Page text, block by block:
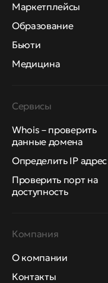
Маркетплейсы
Образование
Бьюти
Медицина
Сервисы
Whois – проверить
данные домена
Определить IP адрес
Проверить порт на
доступность
Компания
О компании
Контакты